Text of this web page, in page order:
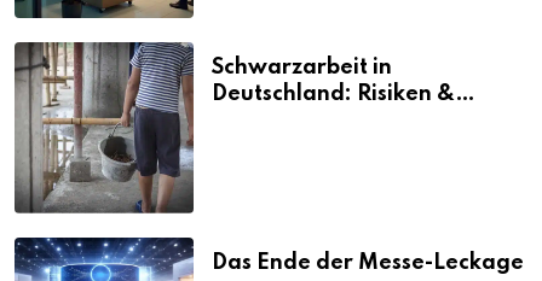
Schwarzarbeit in
Deutschland: Risiken &
Das Ende der Messe-Leckage